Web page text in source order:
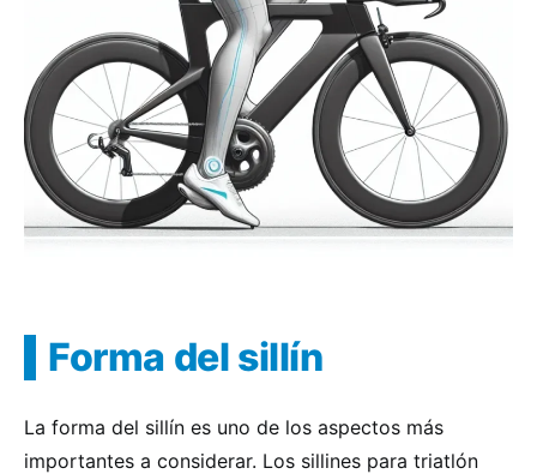
Forma del sillín
La forma del sillín es uno de los aspectos más
importantes a considerar. Los sillines para triatlón